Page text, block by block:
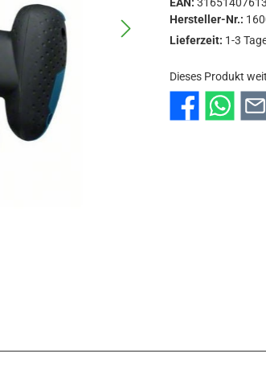
EAN:
Hersteller-Nr.:
Lieferzeit: 1-3
Dieses Produkt